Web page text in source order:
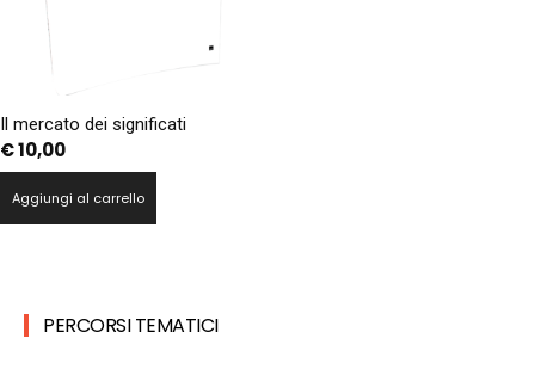
Il mercato dei significati
€10,00
Aggiungi al carrello
PERCORSI TEMATICI